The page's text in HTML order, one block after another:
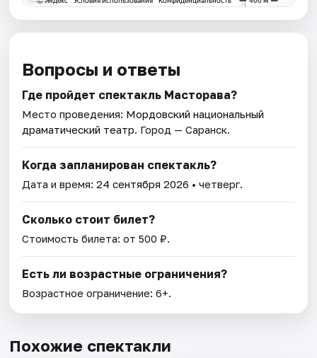
Вопросы и ответы
Где пройдет спектакль Масторава?
Место проведения: Мордовский национальный
драматический театр. Город — Саранск.
Когда запланирован спектакль?
Дата и время:24 сентября 2026 • четверг.
Сколько стоит билет?
Стоимость билета: от 500 ₽.
Есть ли возрастные ограничения?
Возрастное ограничение: 6+.
Похожие спектакли